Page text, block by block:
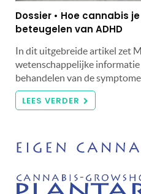
Dossier • Hoe cannabis
beteugelen van ADHD
In dit uitgebreide artikel zet
wetenschappelijke
behandelen van de
LEES VERDER